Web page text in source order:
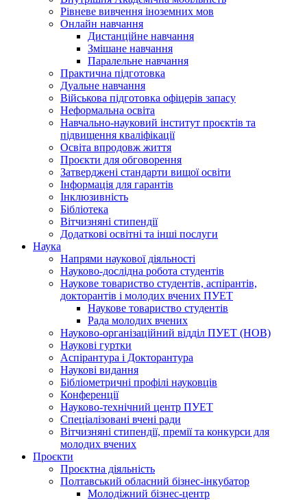
Рівневе вивчення іноземних мов
Онлайн навчання
Дистанційне навчання
Змішане навчання
Паралельне навчання
Практична підготовка
Дуальне навчання
Військова підготовка офіцерів запасу
Неформальна освіта
Навчально-науковий інститут проєктів та
підвищення кваліфікації
Освіта впродовж життя
Проєкти для обговорення
Затверджені стандарти вищої освіти
Інформація для гарантів
Інклюзивність
Бібліотека
Вітчизняні стипендії
Додаткові освітні та інші послуги
Наука
Напрями наукової діяльності
Науково-дослідна робота студентів
Наукове товариство студентів, аспірантів,
докторантів і молодих вчених ПУЕТ
Наукове товариство студентів
Рада молодих вчених
Науково-організаційний відділ ПУЕТ (НОВ)
Наукові гуртки
Аспірантура і Докторантура
Наукові видання
Бібліометричні профілі науковців
Конференції
Науково-технічний центр ПУЕТ
Спеціалізовані вчені ради
Вітчизняні стипендії, премії та конкурси для
молодих вчених
Проєкти
Проєктна діяльність
Полтавський обласний бізнес-інкубатор
Молодіжний бізнес-центр